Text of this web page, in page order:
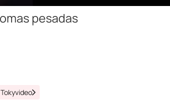
pesadas